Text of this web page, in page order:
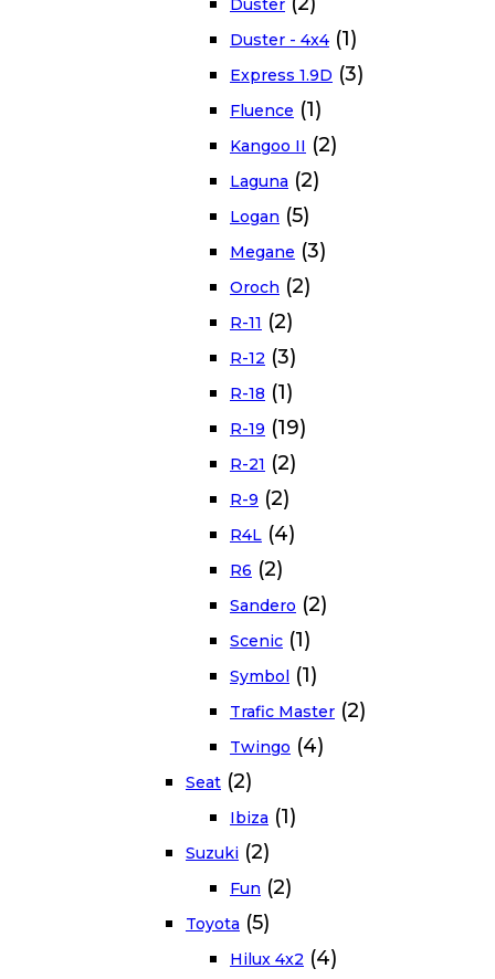
Duster - 4x4 (1)
Express 1.9D (3)
Fluence (1)
Kangoo II (2)
Laguna (2)
Logan (5)
Megane (3)
Oroch (2)
R-11 (2)
R-12 (3)
R-18 (1)
R-19 (19)
R-21 (2)
R-9 (2)
R4L (4)
R6 (2)
Sandero (2)
Scenic (1)
Symbol (1)
Trafic Master (2)
Twingo (4)
Seat (2)
Ibiza (1)
Suzuki (2)
Fun (2)
Toyota (5)
Hilux 4x2 (4)